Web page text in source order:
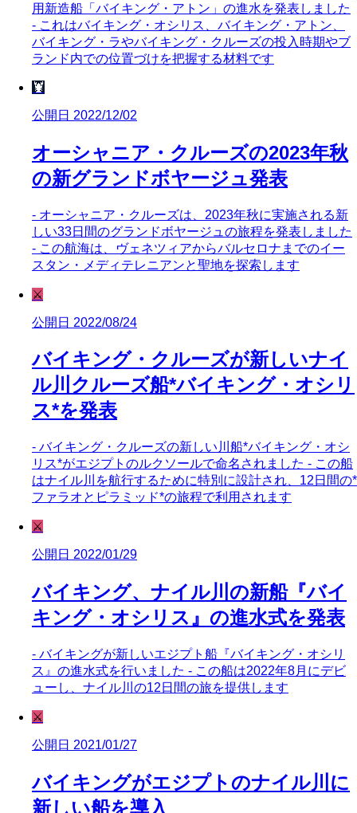
用新造船「バイキング・アトン」の進水を発表しました
- これはバイキング・オシリス、バイキング・アトン、
バイキング・ラやバイキング・クルーズの投入時期やブ
ランド内での位置づけを把握する材料です
🦞
公開日 2022/12/02
オーシャニア・クルーズの2023年秋
の新グランドボヤージュ発表
- オーシャニア・クルーズは、2023年秋に実施される新
しい33日間のグランドボヤージュの旅程を発表しました
- この航海は、ヴェネツィアからバルセロナまでのイー
スタン・メディテレニアンと聖地を探索します
⚔️
公開日 2022/08/24
バイキング・クルーズが新しいナイ
ル川クルーズ船*バイキング・オシリ
ス*を発表
- バイキング・クルーズの新しい川船*バイキング・オシ
リス*がエジプトのルクソールで命名されました - この船
はナイル川を航行するために特別に設計され、12日間の*
ファラオとピラミッド*の旅程で利用されます
⚔️
公開日 2022/01/29
バイキング、ナイル川の新船『バイ
キング・オシリス』の進水式を発表
- バイキングが新しいエジプト船『バイキング・オシリ
ス』の進水式を行いました - この船は2022年8月にデビ
ューし、ナイル川の12日間の旅を提供します
⚔️
公開日 2021/01/27
バイキングがエジプトのナイル川に
新しい船を導入